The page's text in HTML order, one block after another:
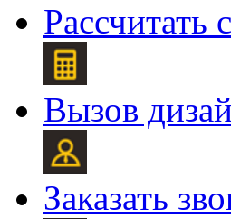
Рассчитать
Вызов
Заказать